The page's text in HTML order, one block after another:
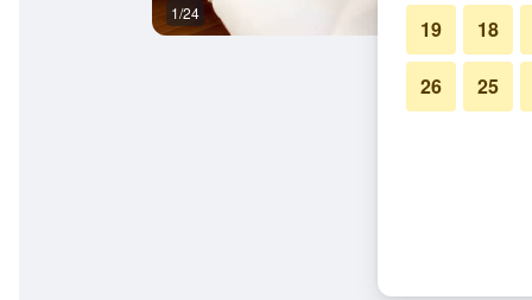
1/24
18
19
25
26